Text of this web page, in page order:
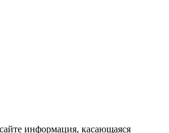
информация, касающаяся